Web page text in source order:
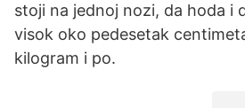
stoji na jednoj nozi, da hoda i
visok oko pedesetak
kilogram i po.